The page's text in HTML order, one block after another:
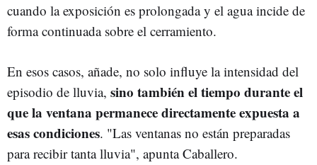
cuando la exposición es prolongada y el agua incide de
forma continuada sobre el cerramiento.
En esos casos, añade, no solo influye la intensidad del
episodio de lluvia, sino también el tiempo durante el
que la ventana permanece directamente expuesta a
esas condiciones. "Las ventanas no están preparadas
para recibir tanta lluvia", apunta Caballero.